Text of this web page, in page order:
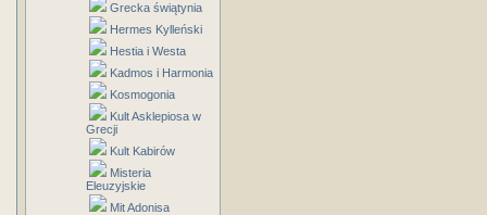
Grecka świątynia
Hermes Kylleński
Hestia i Westa
Kadmos i Harmonia
Kosmogonia
Kult Asklepiosa w
Grecji
Kult Kabirów
Misteria
Eleuzyjskie
Mit Adonisa